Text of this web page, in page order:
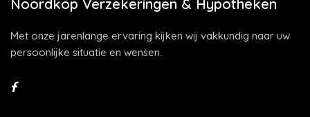
Noordkop Verzekeringen & Hypotheken
Met onze jarenlange ervaring kijken wij vakkundig naar uw
persoonlijke situatie en wensen.